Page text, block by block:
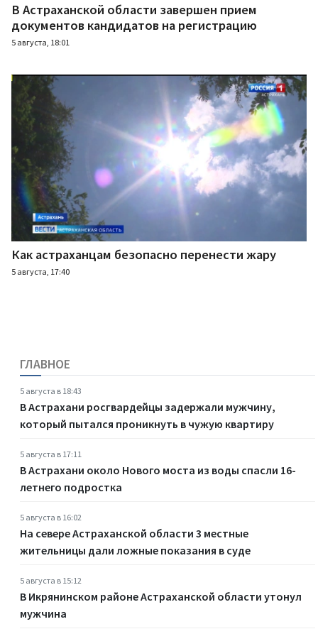
В Астраханской области завершен прием
документов кандидатов на регистрацию
5 августа, 18:01
Как астраханцам безопасно перенести жару
5 августа, 17:40
ГЛАВНОЕ
5 августа в 18:43
В Астрахани росгвардейцы задержали мужчину,
который пытался проникнуть в чужую квартиру
5 августа в 17:11
В Астрахани около Нового моста из воды спасли 16-
летнего подростка
5 августа в 16:02
На севере Астраханской области 3 местные
жительницы дали ложные показания в суде
5 августа в 15:12
В Икрянинском районе Астраханской области утонул
мужчина